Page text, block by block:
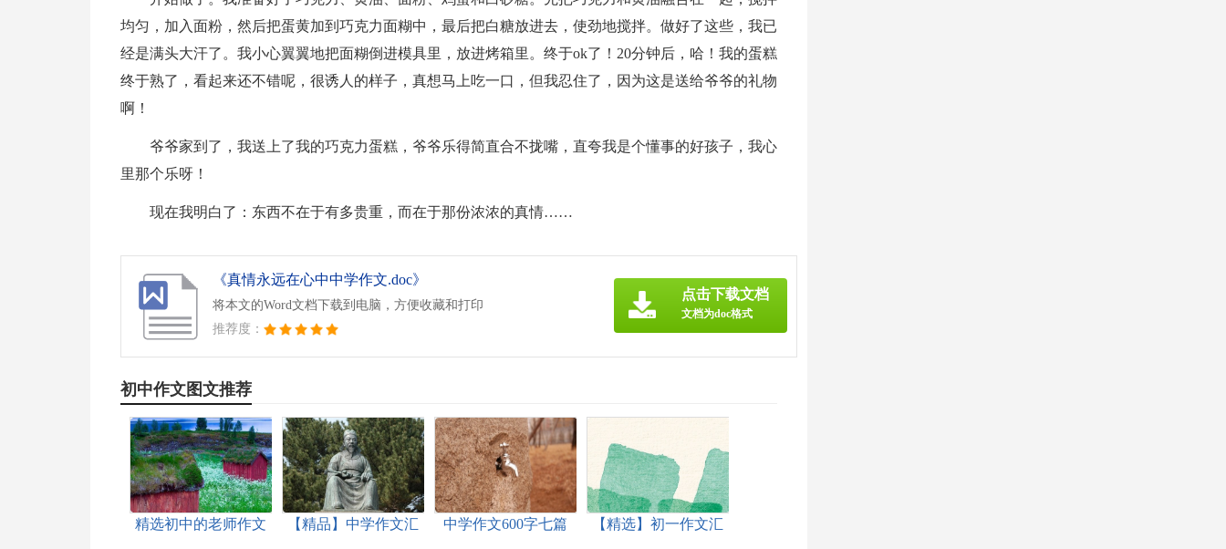
均匀，加入面粉，然后把蛋黄加到巧克力面糊中，最后把白糖放进去，使劲地搅拌。做好了这些，我已
经是满头大汗了。我小心翼翼地把面糊倒进模具里，放进烤箱里。终于ok了！20分钟后，哈！我的蛋糕
终于熟了，看起来还不错呢，很诱人的样子，真想马上吃一口，但我忍住了，因为这是送给爷爷的礼物
啊！
爷爷家到了，我送上了我的巧克力蛋糕，爷爷乐得简直合不拢嘴，直夸我是个懂事的好孩子，我心
里那个乐呀！
现在我明白了：东西不在于有多贵重，而在于那份浓浓的真情……
《真情永远在心中中学作文.doc》
将本文的Word文档下载到电脑，方便收藏和打印
推荐度：
点击下载文档
文档为doc格式
初中作文图文推荐
精选初中的老师作文
【精品】中学作文汇
中学作文600字七篇
【精选】初一作文汇